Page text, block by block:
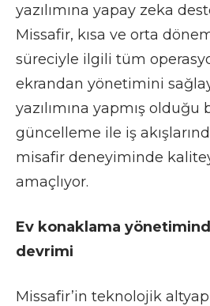
yazılımına yapay zeka
Missafir, kısa ve orta
süreciyle ilgili tüm
ekrandan yönetimini
yazılımına yapmış olduğu
güncelleme ile iş
misafir deneyiminde
amaçlıyor.
Ev konaklama
devrimi
Missafir’in teknolojik